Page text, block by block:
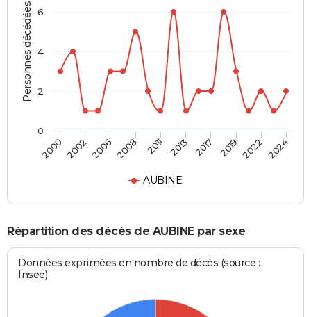
Personnes décédées
AUBINE
2000 200220062008 2011 2013 2017 2019 2022 2024
0
2
4
6
Répartition des décès de AUBINE par sexe
Données exprimées en nombre de décès (source :
Insee)